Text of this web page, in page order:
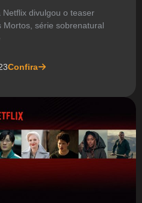
divulgou o teaser
Mortos, série sobrenatural
Confira